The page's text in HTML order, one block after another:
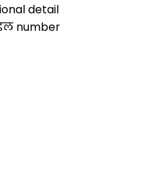
detail
number